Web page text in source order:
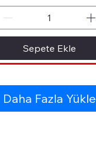
Sepete Ekle
Daha Fazla Yükle